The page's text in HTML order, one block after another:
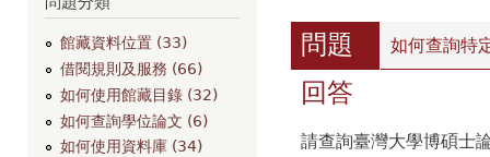
館藏資料位置 (33)
借閱規則及服務 (66)
如何使用館藏目錄 (32)
如何查詢學位論文 (6)
如何使用資料庫 (34)
問題 如何查詢特
回答
請查詢臺灣大學博碩士